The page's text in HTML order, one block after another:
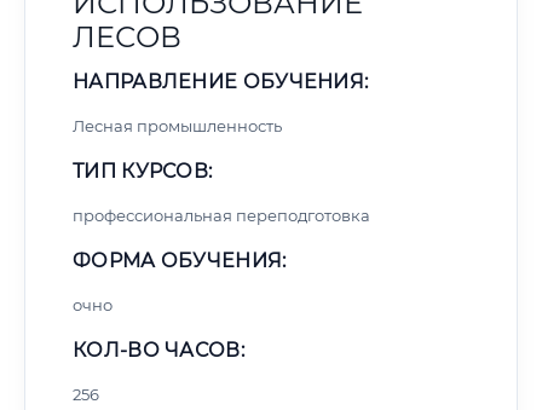
ЛЕСОВ
НАПРАВЛЕНИЕ ОБУЧЕНИЯ:
Лесная промышленность
ТИП КУРСОВ:
профессиональная переподготовка
ФОРМА ОБУЧЕНИЯ:
очно
КОЛ-ВО ЧАСОВ:
256